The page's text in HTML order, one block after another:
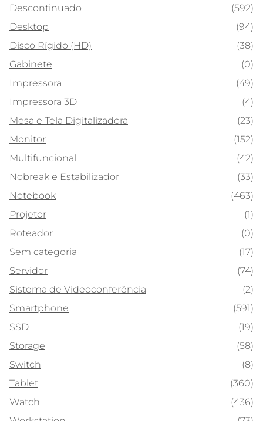
Descontinuado
(592)
Desktop
(94)
Disco Rígido (HD)
(38)
Gabinete
(0)
Impressora
(49)
Impressora 3D
(4)
Mesa e Tela Digitalizadora
(23)
Monitor
(152)
Multifuncional
(42)
Nobreak e Estabilizador
(33)
Notebook
(463)
Projetor
(1)
Roteador
(0)
Sem categoria
(17)
Servidor
(74)
Sistema de Videoconferência
(2)
Smartphone
(591)
SSD
(19)
Storage
(58)
Switch
(8)
Tablet
(360)
Watch
(436)